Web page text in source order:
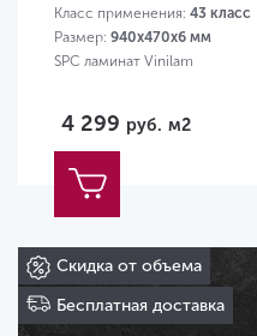
Класс применения: 43 класс
Размер: 940х470х6 мм
SPC ламинат Vinilam
4 299 руб. м2
Скидка от объема
Бесплатная доставка